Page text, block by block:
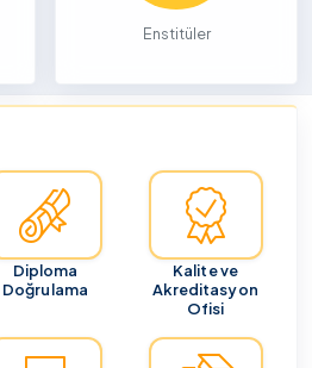
Enstitüler
Diploma
Doğrulama
Kalite ve
Akreditasyon
Ofisi